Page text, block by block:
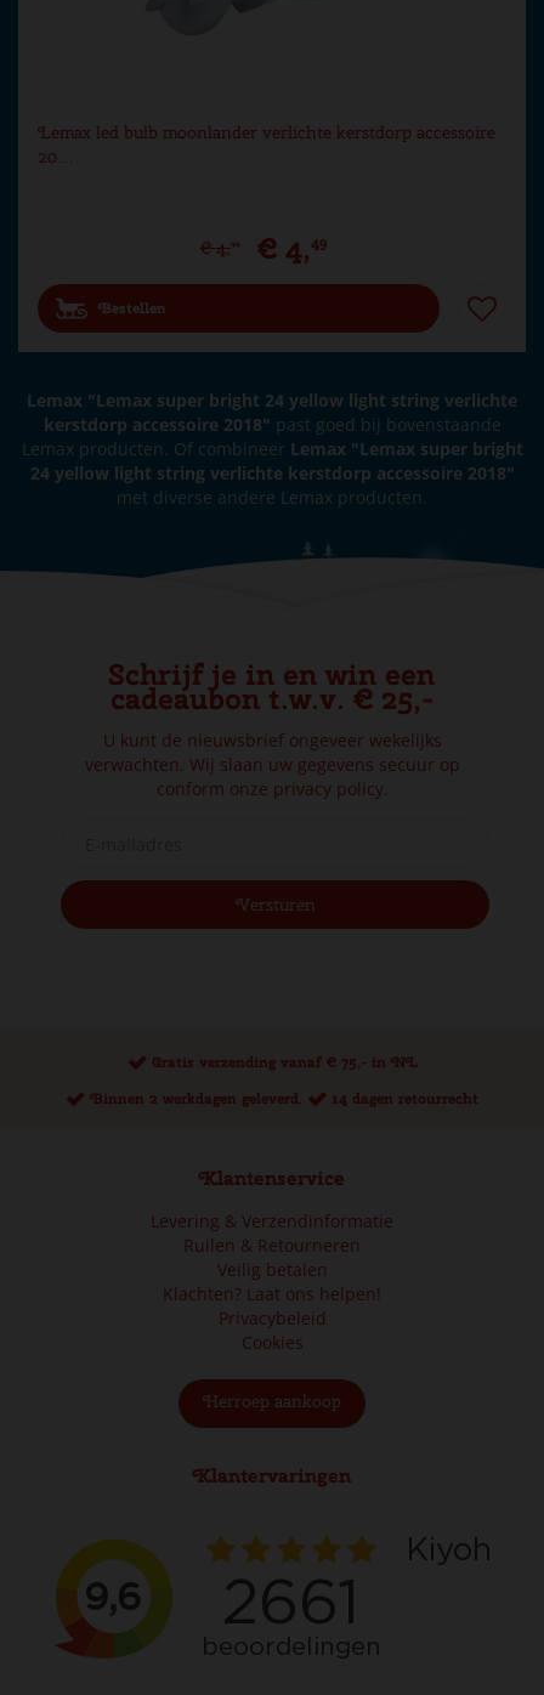
Lemax led bulb moonlander verlichte kerstdorp accessoire
20…
€ 4,99 € 4,49
Bestellen
Lemax "Lemax super bright 24 yellow light string verlichte
kerstdorp accessoire 2018" past goed bij bovenstaande
Lemax producten. Of combineer Lemax "Lemax super bright
24 yellow light string verlichte kerstdorp accessoire 2018"
met diverse andere Lemax producten.
Schrijf je in en win een
cadeaubon t.w.v. € 25,-
U kunt de nieuwsbrief ongeveer wekelijks
verwachten. Wij slaan uw gegevens secuur op
conform onze privacy policy.
Gratis verzending vanaf € 75,- in NL
Binnen 2 werkdagen geleverd.
14 dagen retourrecht
Klantenservice
Levering & Verzendinformatie
Ruilen & Retourneren
Veilig betalen
Klachten? Laat ons helpen!
Privacybeleid
Cookies
Herroep aankoop
Klantervaringen